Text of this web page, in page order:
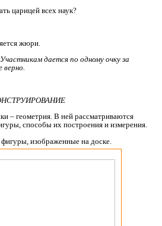
царицей всех наук?
жюри.
дается по одному очку за
верно.
– геометрия. В ней рассматриваются
способы их построения и измерения.
изображенные на доске.